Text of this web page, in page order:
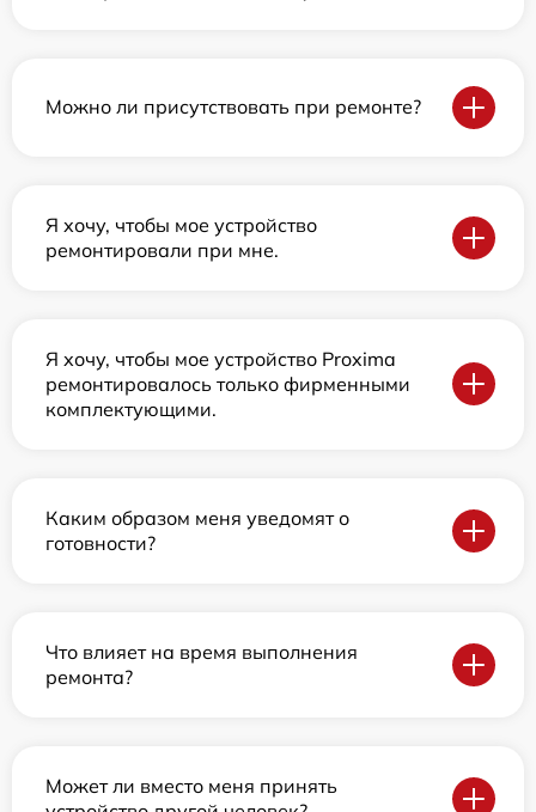
Можно ли присутствовать при ремонте?
Я хочу, чтобы мое устройство
ремонтировали при мне.
Я хочу, чтобы мое устройство Proxima
ремонтировалось только фирменными
комплектующими.
Каким образом меня уведомят о
готовности?
Что влияет на время выполнения
ремонта?
Может ли вместо меня принять